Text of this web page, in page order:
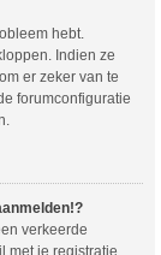
hebt.
Indien ze
er zeker van te
forumconfiguratie
verkeerde
met je registratie